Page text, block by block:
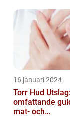
16 januari 2024
Torr Hud
omfattande
mat- och